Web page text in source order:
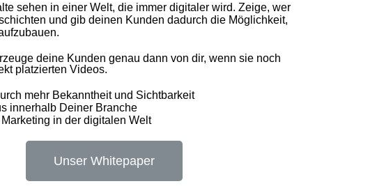
sehen in einer Welt, die immer digitaler wird. Zeige, wer
und gib deinen Kunden dadurch die Möglichkeit,
deine Kunden genau dann von dir, wenn sie noch
platzierten Videos.
mehr Bekanntheit und Sichtbarkeit
innerhalb Deiner Branche
in der digitalen Welt
Unser Whitepaper